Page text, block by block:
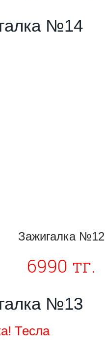
№14
Зажигалка №12
6990 тг.
№13
Тесла